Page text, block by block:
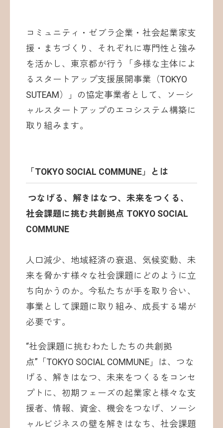
コミュニティ・ゼブラ企業・社会起業家支
援・まちづくり、それぞれに専門性と強み
を活かし、東京都が行う「多様な主体によ
るスタートアップ支援展開事業（TOKYO
SUTEAM）」の協定事業者として、ソーシ
ャルスタートアップのエコシステム構築に
取り組みます。
「TOKYO SOCIAL COMMUNE」とは
つなげる、解きはなつ、未来をつくる、
社会課題に挑む共創拠点 TOKYO SOCIAL
COMMUNE
人口減少、地域経済の衰退、気候変動、未
来を脅かす様々な社会課題にどのように立
ち向かうのか。今私たちが手を取り合い、
事業として課題に取り組み、成長する場が
必要です。
“社会課題に挑むわたしたちの共創拠
点”「TOKYO SOCIAL COMMUNE」は、つな
げる、解きはなつ、未来をつくるをコンセ
プトに、初期フェーズの起業家と様々な支
援者、情報、資金、機会をつなげ、ソーシ
ャルビジネスの壁を解きはなち、社会課題